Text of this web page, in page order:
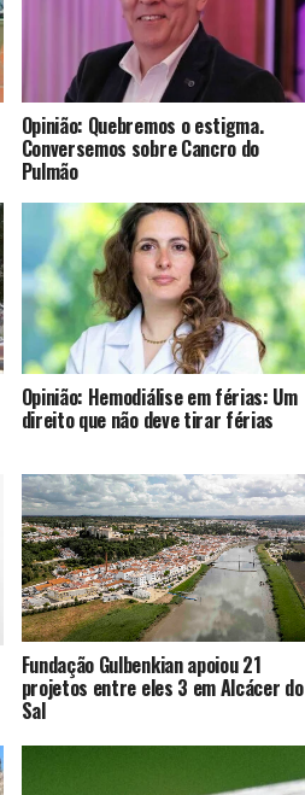
Opinião: Quebremos o estigma.
Conversemos sobre Cancro do
Pulmão
Opinião: Hemodiálise em férias: Um
direito que não deve tirar férias
Fundação Gulbenkian apoiou 21
projetos entre eles 3 em Alcácer do
Sal